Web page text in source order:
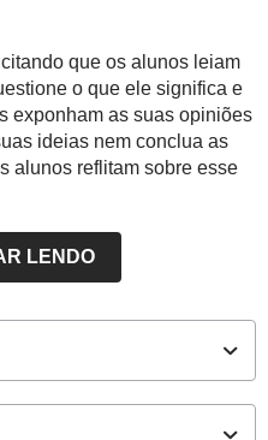
que os alunos leiam
o que ele significa e
exponham as suas opiniões
ideias nem conclua as
alunos reflitam sobre esse
LENDO